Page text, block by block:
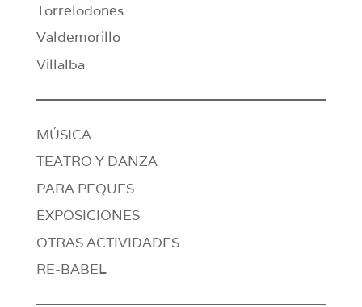
Torrelodones
Valdemorillo
Villalba
MÚSICA
TEATRO Y DANZA
PARA PEQUES
EXPOSICIONES
OTRAS ACTIVIDADES
RE-BABEL